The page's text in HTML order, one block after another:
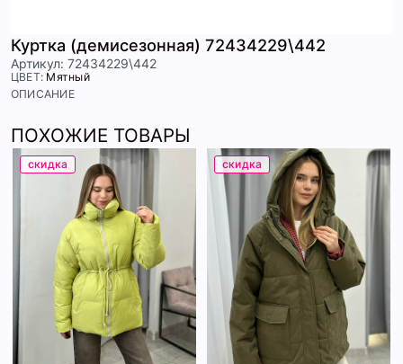
Куртка (демисезонная) 72434229\442
Артикул: 72434229\442
ЦВЕТ: Мятный
ОПИСАНИЕ
ПОХОЖИЕ ТОВАРЫ
скидка скидка